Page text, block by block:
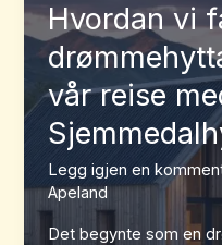
Hvordan vi
vår reise
Legg igjen en
Apeland
Det begynte som en